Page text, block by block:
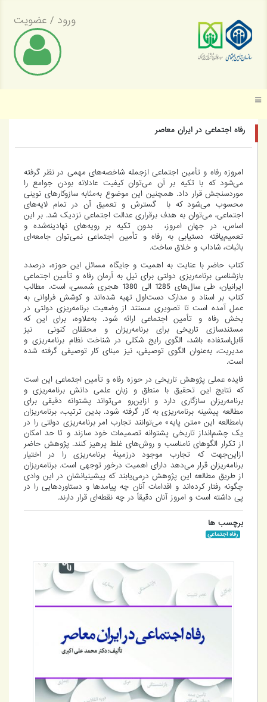
موسسه عالی پژوهش تأمین اجتماعی
ورود/عضویت
رفاه اجتماعی در ایران معاصر
امروزه رفاه و تأمین اجتماعی ازجمله شاخصه‌های مهمی در نظر گرفته
می‌شود که با تکیه بر آن می‌توان کیفیت عادلانه بودن جوامع را
موردسنجش قرار داد. همچنین این موضوع به‌مثابه سازوکارهای نوینی
محسوب می‌شود که با گسترش و تعمیق آن در تمام لایه‌های
اجتماعی، می‌توان به هدف برقراری عدالت اجتماعی نزدیک شد. بر این
اساس، در جهان امروز، بدون تکیه بر رویه‌های نهادینه‌شده و
تعمیم‌یافته دستیابی به رفاه و تأمین اجتماعی نمی‌توان جامعه‌ای
باثبات، شاداب و خلاق ساخت.
کتاب حاضر با عنایت به اهمیت و جایگاه مسائل این حوزه، درصدد
بازشناسی برنامه‌ریزی دولتی برای نیل به آرمان رفاه و تأمین اجتماعی
ایرانیان، طی سال‌های 1285 الی 1380 هجری شمسی، است. مطالب
کتاب بر اسناد و مدارک دست‌اول تهیه شده‌اند و کوشش فراوانی به
عمل آمده است تا تصویری مستند از وضعیت برنامه‌ریزی دولتی در
بخش رفاه و تأمین اجتماعی ارائه شود. به‌علاوه، برای این که
مستندسازی تاریخی برای برنامه‌ریزان و محققان کنونی نیز
قابل‌استفاده باشد، الگوی رایج شکلی در شناخت نظام برنامه‌ریزی و
مدیریت، به‌عنوان الگوی توصیفی، نیز مبنای کار توصیفی گرفته شده
است.
فایده عملی پژوهش تاریخی در حوزه رفاه و تأمین اجتماعی این است
که نتایج این تحقیق با منطق و زبان علمی دانش برنامه‌ریزی و
برنامه‌ریزان سازگاری دارد و ازاین‌رو می‌تواند پشتوانه دقیقی برای
مطالعه پیشینه برنامه‌ریزی به کار گرفته شود. بدین ترتیب، برنامه‌ریزان
بامطالعه این «متن پایه» می‌توانند تجارب امر برنامه‌ریزی دولتی را در
یک چشم‌انداز تاریخی پشتوانه تصمیمات خود سازند و تا حد امکان
از تکرار الگوهای نامناسب و روش‌های غلط پرهیز کنند. پژوهش حاضر
ازاین‌جهت که تجارب موجود درزمینهٔ برنامه‌ریزی را در اختیار
برنامه‌ریزان قرار می‌دهد دارای اهمیت درخور توجهی است. برنامه‌ریزان
از طریق مطالعه این پژوهش درمی‌یابند که پیشینیانشان در این وادی
چگونه رفتار کرده‌اند و اقدامات آنان چه پیامدها و دستاوردهایی را در
پی داشته است و امروز آنان دقیقاً در چه نقطه‌ای قرار دارند.
برچسب ها
رفاه اجتماعی